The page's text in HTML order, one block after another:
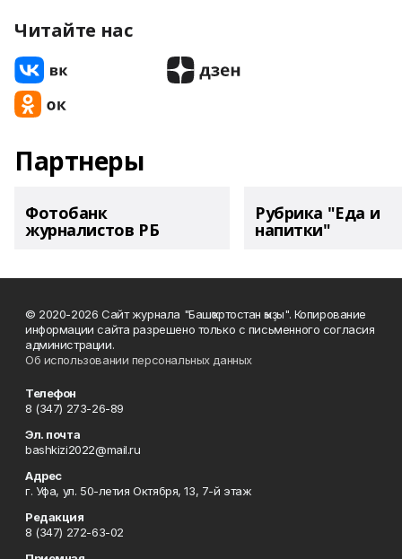
Читайте нас
Партнеры
Фотобанк
журналистов РБ
Рубрика "Еда и
напитки"
© 2020-2026 Сайт журнала "Башҡортостан ҡыҙы". Копирование
информации сайта разрешено только с письменного согласия
администрации.
Об использовании персональных данных
Телефон
8 (347) 273-26-89
Эл. почта
bashkizi2022@mail.ru
Адрес
г. Уфа, ул. 50-летия Октября, 13, 7-й этаж
Редакция
8 (347) 272-63-02